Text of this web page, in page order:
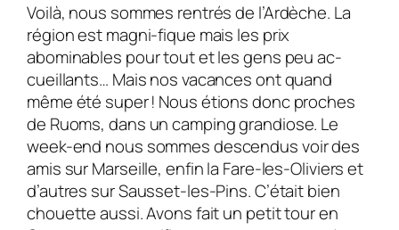
Voilà, nous sommes rentrés de l’Ardèche. La
région est magni-fique mais les prix
abominables pour tout et les gens peu ac-
cueillants… Mais nos vacances ont quand
même été super ! Nous étions donc proches
de Ruoms, dans un camping grandiose. Le
week-end nous sommes descendus voir des
amis sur Marseille, enfin la Fare-les-Oliviers et
d’autres sur Sausset-les-Pins. C’était bien
chouette aussi. Avons fait un petit tour en